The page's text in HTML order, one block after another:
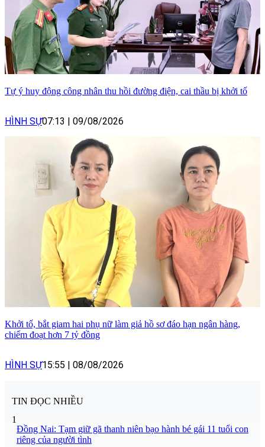
Tự ý huy động công nhân thu hồi đường điện, cai thầu bị khởi tố
HÌNH SỰ07:13 09/08/2026
Khởi tố, bắt giam hai phụ nữ làm giả hồ sơ đáo hạn ngân hàng,
chiếm đoạt hơn 7 tỷ đồng
HÌNH SỰ15:55 08/08/2026
TIN ĐỌC NHIỀU
1
Đồng Nai: Tạm giữ gã thanh niên bạo hành bé gái 11 tuổi con
riêng của người tình